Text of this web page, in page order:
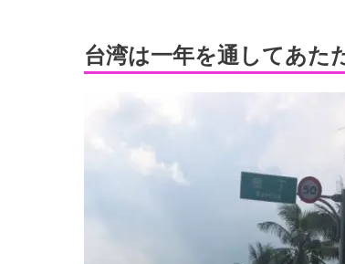
台湾は一年を通してあた